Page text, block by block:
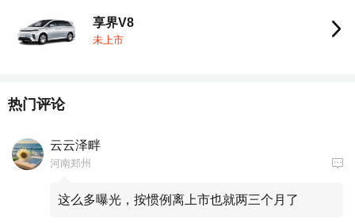
享界V8
未上市
热门评论
云云泽畔
河南郑州
这么多曝光，按惯例离上市也就两三个月了